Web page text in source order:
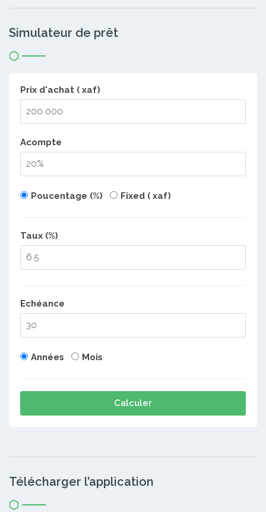
Simulateur de prêt
Prix d'achat ( xaf)
Acompte
Poucentage (%) Fixed ( xaf)
Taux (%)
Echéance
Années Mois
Calculer
Télécharger l’application